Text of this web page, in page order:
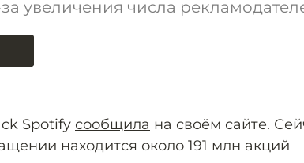
увеличения числа
Spotify сообщила на своём сайте.
находится около 191 млн акций